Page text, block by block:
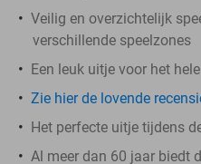
Veilig en overzichtelijk
verschillende speelzones
Een leuk uitje voor het
Zie hier de lovende
Het perfecte uitje tijdens
Al meer dan 60 jaar biedt